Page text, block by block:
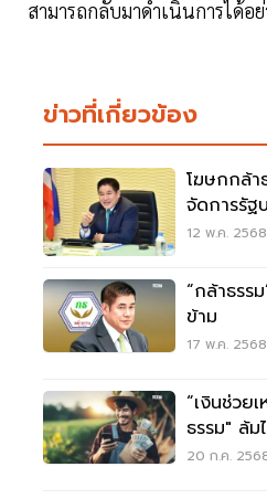
สามารถกลับมาดำเนินการได้อย่
ข่าวที่เกี่ยวข้อง
โฆษกกล้า
จัดการรัฐ
ผลลัพธ์ทัน
12 พ.ค.
“กล้าธรร
ข้าม
17 พ.ค.
“เงินช่วย
ธรรม" ล้ม
ล้านเสียง
20 ก.ค.